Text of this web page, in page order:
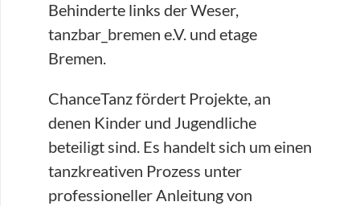
Behinderte links der Weser,
tanzbar_bremen e.V. und etage
Bremen.
ChanceTanz fördert Projekte, an
denen Kinder und Jugendliche
beteiligt sind. Es handelt sich um einen
tanzkreativen Prozess unter
professioneller Anleitung von